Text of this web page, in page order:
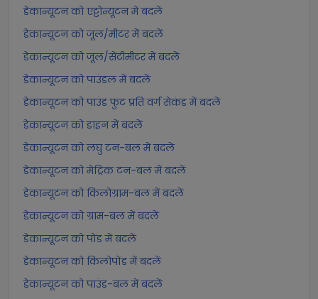
डेकान्यूटन को एट्टोन्यूटन में बदलें
डेकान्यूटन को जूल/मीटर में बदलें
डेकान्यूटन को जूल/सेंटीमीटर में बदलें
डेकान्यूटन को पाउंडल में बदलें
डेकान्यूटन को पाउंड फुट प्रति वर्ग सेकंड में बदलें
डेकान्यूटन को डाइन में बदलें
डेकान्यूटन को लघु टन-बल में बदलें
डेकान्यूटन को मेट्रिक टन-बल में बदलें
डेकान्यूटन को किलोग्राम-बल में बदलें
डेकान्यूटन को ग्राम-बल में बदलें
डेकान्यूटन को पोंड में बदलें
डेकान्यूटन को किलोपोंड में बदलें
डेकान्यूटन को पाउंड-बल में बदलें